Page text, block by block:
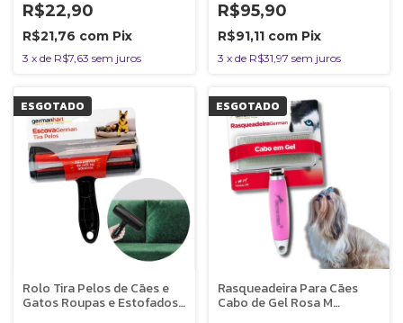
R$22,90
R$21,76 com Pix
3 x de R$7,63 sem juros
R$95,90
R$91,11 com Pix
3 x de R$31,97 sem juros
ESGOTADO
Rolo Tira Pelos de Cães e
Gatos Roupas e Estofados
ESGOTADO
Rasqueadeira Para Cães
Cabo de Gel Rosa M